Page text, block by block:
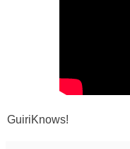
GuiriKnows!